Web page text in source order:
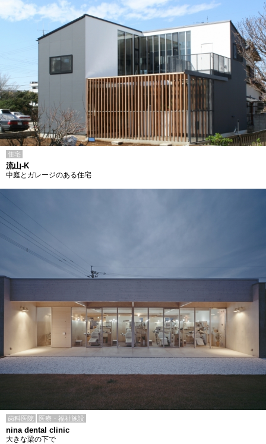
住宅
流山-K
中庭とガレージのある住宅
歯科医院 医療・福祉施設
nina dental clinic
大きな梁の下で